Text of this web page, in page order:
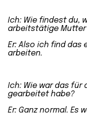
Ich: Wie findest du,
arbeitstätige Mutter
Er: Also ich find das
arbeiten.
Ich: Wie war das für
gearbeitethabe?
Er: Ganz normal. Es